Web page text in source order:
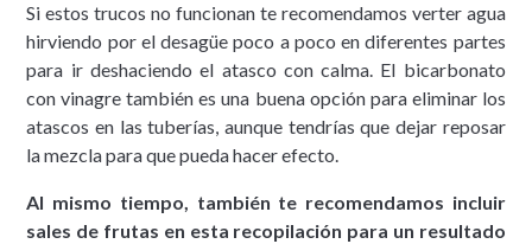
Si estos trucos no funcionan te recomendamos verter agua
hirviendo por el desagüe poco a poco en diferentes partes
para ir deshaciendo el atasco con calma. El bicarbonato
con vinagre también es una buena opción para eliminar los
atascos en las tuberías, aunque tendrías que dejar reposar
la mezcla para que pueda hacer efecto.
Al mismo tiempo, también te recomendamos incluir
sales de frutas en esta recopilación para un resultado